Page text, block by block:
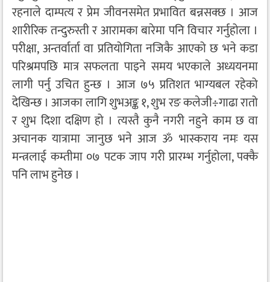
रहनाले दाम्पत्य र प्रेम जीवनसमेत प्रभावित बन्नसक्छ । आज
शारीरिक तन्दुरुस्ती र आरामका बारेमा पनि विचार गर्नुहोला ।
परीक्षा, अन्तर्वार्ता वा प्रतियोगिता नजिकै आएको छ भने कडा
परिश्रमपछि मात्र सफलता पाइने समय भएकाले अध्ययनमा
लागी पर्नु उचित हुन्छ । आज ७५ प्रतिशत भाग्यबल रहेको
देखिन्छ । आजका लागि शुभअङ्क १, शुभ रङ कलेजी÷गाढा रातो
र शुभ दिशा दक्षिण हो । त्यस्तै कुनै नगरी नहुने काम छ वा
अचानक यात्रामा जानुछ भने आज ॐ भास्कराय नमः यस
मन्त्रलाई कम्तीमा ०७ पटक जाप गरी प्रारम्भ गर्नुहोला, पक्कै
पनि लाभ हुनेछ ।